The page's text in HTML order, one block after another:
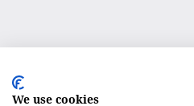
We use cookies